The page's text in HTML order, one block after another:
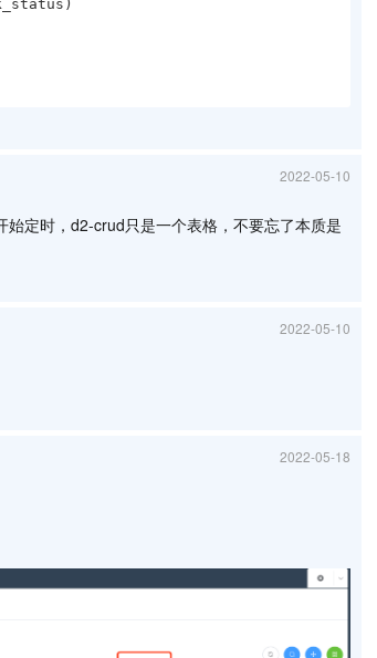
2022-05-10
定时，d2-crud只是一个表格，不要忘了本质是
2022-05-10
2022-05-18